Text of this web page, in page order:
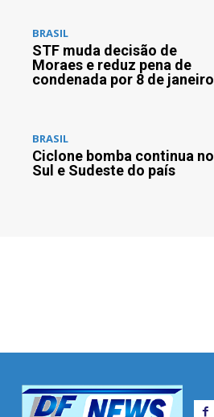
BRASIL
STF muda decisão de
Moraes e reduz pena de
condenada por 8 de janeiro
BRASIL
Ciclone bomba continua no
Sul e Sudeste do país